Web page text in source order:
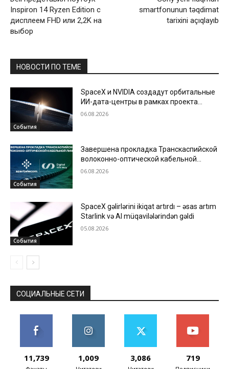
Inspiron 14 Ryzen Edition с
дисплеем FHD или 2,2K на
выбор
smartfonunun təqdimat
tarixini açıqlayıb
НОВОСТИ ПО ТЕМЕ
События
SpaceX и NVIDIA создадут орбитальные
ИИ-дата-центры в рамках проекта
Starmind
06.08.2026
События
Завершена прокладка Транскаспийской
волоконно-оптической кабельной
линии по дну Каспийского моря
06.08.2026
События
SpaceX gəlirlərini ikiqat artırdı – əsas artım
Starlink və AI müqavilələrindən gəldi
05.08.2026
СОЦИАЛЬНЫЕ СЕТИ
11,739 1,009 3,086 719